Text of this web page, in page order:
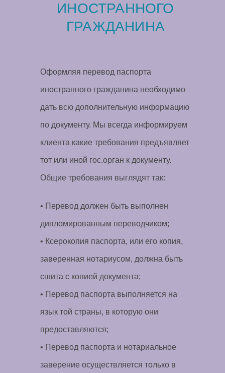
ИНОСТРАННОГО
ГРАЖДАНИНА
Оформляя перевод паспорта
иностранного гражданина необходимо
дать всю дополнительную информацию
по документу. Мы всегда информируем
клиента какие требования предъявляет
тот или иной гос.орган к документу.
Общие требования выглядят так:
• Перевод должен быть выполнен
дипломированным переводчиком;
• Ксерокопия паспорта, или его копия,
заверенная нотариусом, должна быть
сшита с копией документа;
• Перевод паспорта выполняется на
язык той страны, в которую они
предоставляются;
• Перевод паспорта и нотариальное
заверение осуществляется только в